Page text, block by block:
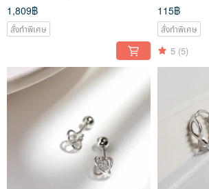
1,809฿
สั่งทำพิเศษ
115฿
สั่งทำพิเศษ
5 (5)